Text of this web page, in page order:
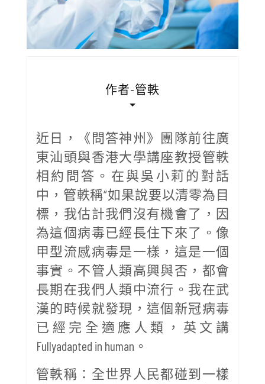
作者-管軼
近日，《問答神州》團隊前往廣
東汕頭與香港大學講座教授管軼
相約問答。在與吳小莉的對話
中，管軼稱“如果說要以清零為目
標，我估計我們沒有機會了，因
為這個病毒已經長住下來了。像
甲型流感病毒是一樣，這是一個
事實。不管人類高興與否，都會
長期在我們人類中流行。我在武
漢的時候就發現，這個新冠病毒
已經完全適應人類，英文講
Fullyadapted in human。
管軼稱：全世界人民都碰到一樣